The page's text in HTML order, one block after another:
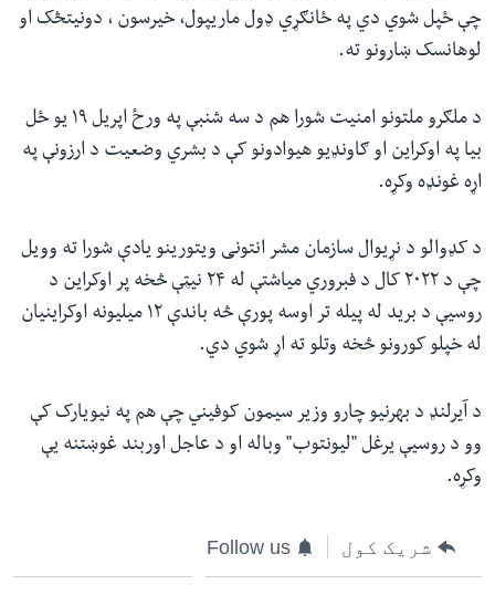
چې ځپل شوي دي په ځانګړي ډول ماریپول، خیرسون ، دونیتڅک او
لوهانسک ښارونو ته.
د ملګرو ملتونو امنیت شورا هم د سه شنبې په ورځ اپریل ۱۹ یو ځل
بیا په اوکراین او ګاونډیو هیوادونو کې د بشري وضعیت د ارزونې په
اړه غونډه وکړه.
د کډوالو د نړیوال سازمان مشر انتونی ویتورینو یادې شورا ته وویل
چې د ۲۰۲۲ کال د فبروري میاشتې له ۲۴ نیټې څخه پر اوکراین د
روسیې د برید له پیله تر اوسه پورې څه باندې ۱۲ میلیونه اوکراینیان
له خپلو کورونو څخه وتلو ته اړ شوي دي.
د آیرلنډ د بهرنیو چارو وزیر سیمون کوفیني چې هم په نیویارک کې
وو د روسیې یرغل "لیونتوب" وباله او د عاجل اوربند غوښتنه یې
وکړه.
شریک کول Follow us